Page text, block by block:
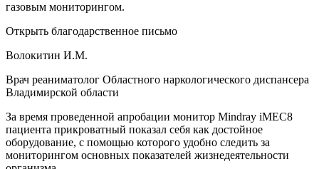
газовым мониторингом.
Открыть благодарственное письмо
Волокитин И.М.
Врач реаниматолог Областного наркологического диспансера
Владимирской области
За время проведенной апробации монитор Mindray iMEC8
пациента прикроватный показал себя как достойное
оборудование, с помощью которого удобно следить за
мониторингом основных показателей жизнедеятельности